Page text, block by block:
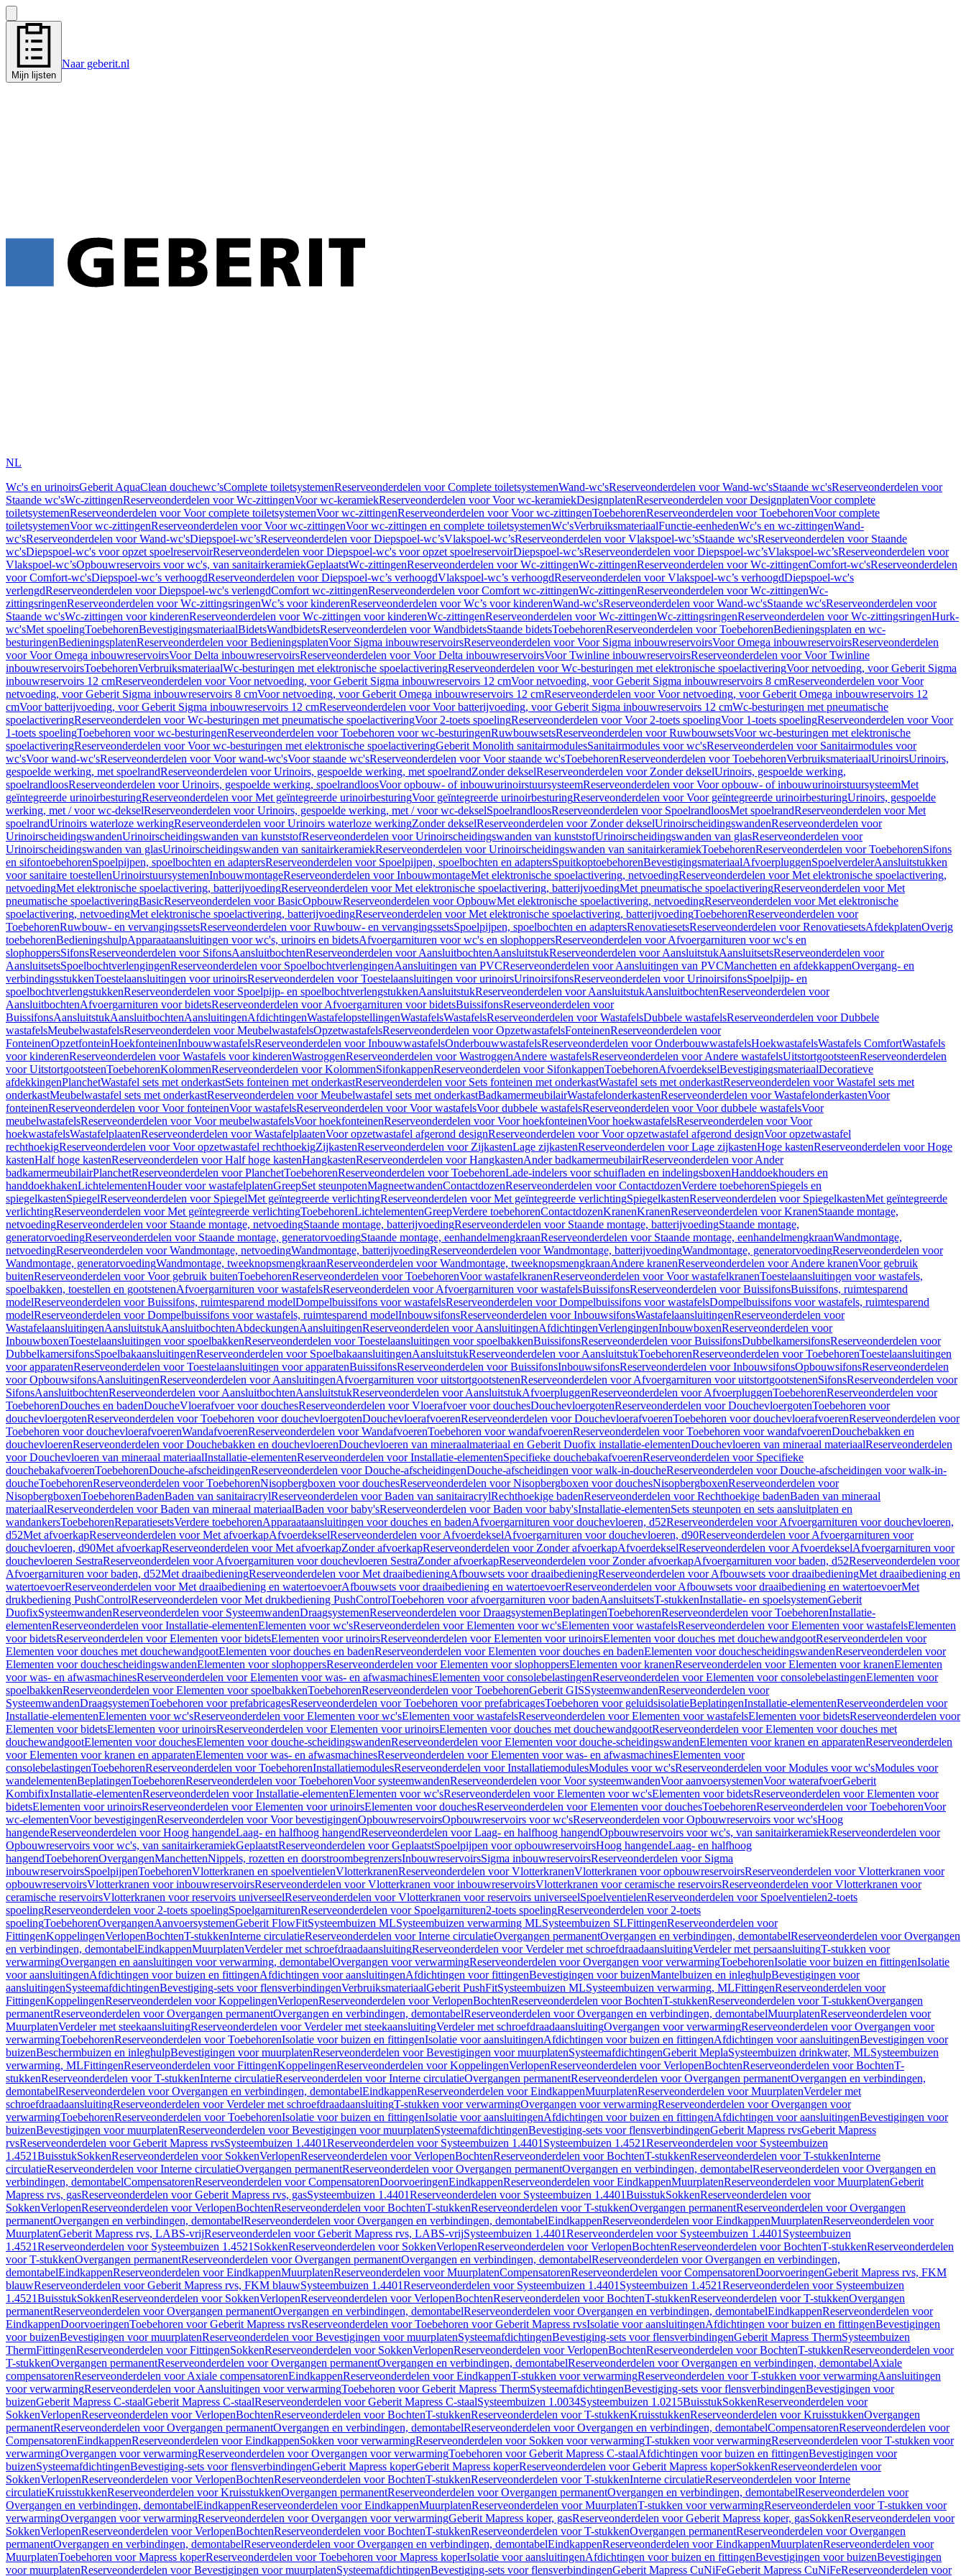
Mijn lijsten
Naar geberit.nl
NL
Wc's en urinoirsGeberit AquaClean douchewc’sComplete toiletsystemenReserveonderdelen voor Complete toiletsystemenWand-wc'sReserveonderdelen voor Wand-wc'sStaande wc'sReserveonderdelen voor
Staande wc'sWc-zittingenReserveonderdelen voor Wc-zittingenVoor wc-keramiekReserveonderdelen voor Voor wc-keramiekDesignplatenReserveonderdelen voor DesignplatenVoor complete
toiletsystemenReserveonderdelen voor Voor complete toiletsystemenVoor wc-zittingenReserveonderdelen voor Voor wc-zittingenToebehorenReserveonderdelen voor ToebehorenVoor complete
toiletsystemenVoor wc-zittingenReserveonderdelen voor Voor wc-zittingenVoor wc-zittingen en complete toiletsystemenWc'sVerbruiksmateriaalFunctie-eenhedenWc's en wc-zittingenWand-
wc'sReserveonderdelen voor Wand-wc'sDiepspoel-wc’sReserveonderdelen voor Diepspoel-wc’sVlakspoel-wc’sReserveonderdelen voor Vlakspoel-wc’sStaande wc'sReserveonderdelen voor Staande
wc'sDiepspoel-wc's voor opzet spoelreservoirReserveonderdelen voor Diepspoel-wc's voor opzet spoelreservoirDiepspoel-wc’sReserveonderdelen voor Diepspoel-wc’sVlakspoel-wc’sReserveonderdelen voor
Vlakspoel-wc’sOpbouwreservoirs voor wc's, van sanitairkeramiekGeplaatstWc-zittingenReserveonderdelen voor Wc-zittingenWc-zittingenReserveonderdelen voor Wc-zittingenComfort-wc'sReserveonderdelen
voor Comfort-wc'sDiepspoel-wc’s verhoogdReserveonderdelen voor Diepspoel-wc’s verhoogdVlakspoel-wc’s verhoogdReserveonderdelen voor Vlakspoel-wc’s verhoogdDiepspoel-wc's
verlengdReserveonderdelen voor Diepspoel-wc's verlengdComfort wc-zittingenReserveonderdelen voor Comfort wc-zittingenWc-zittingenReserveonderdelen voor Wc-zittingenWc-
zittingsringenReserveonderdelen voor Wc-zittingsringenWc’s voor kinderenReserveonderdelen voor Wc’s voor kinderenWand-wc'sReserveonderdelen voor Wand-wc'sStaande wc'sReserveonderdelen voor
Staande wc'sWc-zittingen voor kinderenReserveonderdelen voor Wc-zittingen voor kinderenWc-zittingenReserveonderdelen voor Wc-zittingenWc-zittingsringenReserveonderdelen voor Wc-zittingsringenHurk-
wc'sMet spoelingToebehorenBevestigingsmateriaalBidetsWandbidetsReserveonderdelen voor WandbidetsStaande bidetsToebehorenReserveonderdelen voor ToebehorenBedieningsplaten en wc-
besturingenBedieningsplatenReserveonderdelen voor BedieningsplatenVoor Sigma inbouwreservoirsReserveonderdelen voor Voor Sigma inbouwreservoirsVoor Omega inbouwreservoirsReserveonderdelen
voor Voor Omega inbouwreservoirsVoor Delta inbouwreservoirsReserveonderdelen voor Voor Delta inbouwreservoirsVoor Twinline inbouwreservoirsReserveonderdelen voor Voor Twinline
inbouwreservoirsToebehorenVerbruiksmateriaalWc-besturingen met elektronische spoelactiveringReserveonderdelen voor Wc-besturingen met elektronische spoelactiveringVoor netvoeding, voor Geberit Sigma
inbouwreservoirs 12 cmReserveonderdelen voor Voor netvoeding, voor Geberit Sigma inbouwreservoirs 12 cmVoor netvoeding, voor Geberit Sigma inbouwreservoirs 8 cmReserveonderdelen voor Voor
netvoeding, voor Geberit Sigma inbouwreservoirs 8 cmVoor netvoeding, voor Geberit Omega inbouwreservoirs 12 cmReserveonderdelen voor Voor netvoeding, voor Geberit Omega inbouwreservoirs 12
cmVoor batterijvoeding, voor Geberit Sigma inbouwreservoirs 12 cmReserveonderdelen voor Voor batterijvoeding, voor Geberit Sigma inbouwreservoirs 12 cmWc-besturingen met pneumatische
spoelactiveringReserveonderdelen voor Wc-besturingen met pneumatische spoelactiveringVoor 2-toets spoelingReserveonderdelen voor Voor 2-toets spoelingVoor 1-toets spoelingReserveonderdelen voor Voor
1-toets spoelingToebehoren voor wc-besturingenReserveonderdelen voor Toebehoren voor wc-besturingenRuwbouwsetsReserveonderdelen voor RuwbouwsetsVoor wc-besturingen met elektronische
spoelactiveringReserveonderdelen voor Voor wc-besturingen met elektronische spoelactiveringGeberit Monolith sanitairmodulesSanitairmodules voor wc'sReserveonderdelen voor Sanitairmodules voor
wc'sVoor wand-wc'sReserveonderdelen voor Voor wand-wc'sVoor staande wc'sReserveonderdelen voor Voor staande wc'sToebehorenReserveonderdelen voor ToebehorenVerbruiksmateriaalUrinoirsUrinoirs,
gespoelde werking, met spoelrandReserveonderdelen voor Urinoirs, gespoelde werking, met spoelrandZonder dekselReserveonderdelen voor Zonder dekselUrinoirs, gespoelde werking,
spoelrandloosReserveonderdelen voor Urinoirs, gespoelde werking, spoelrandloosVoor opbouw- of inbouwurinoirstuursysteemReserveonderdelen voor Voor opbouw- of inbouwurinoirstuursysteemMet
geïntegreerde urinoirbesturingReserveonderdelen voor Met geïntegreerde urinoirbesturingVoor geïntegreerde urinoirbesturingReserveonderdelen voor Voor geïntegreerde urinoirbesturingUrinoirs, gespoelde
werking, met / voor wc-dekselReserveonderdelen voor Urinoirs, gespoelde werking, met / voor wc-dekselSpoelrandloosReserveonderdelen voor SpoelrandloosMet spoelrandReserveonderdelen voor Met
spoelrandUrinoirs waterloze werkingReserveonderdelen voor Urinoirs waterloze werkingZonder dekselReserveonderdelen voor Zonder dekselUrinoirscheidingswandenReserveonderdelen voor
UrinoirscheidingswandenUrinoirscheidingswanden van kunststofReserveonderdelen voor Urinoirscheidingswanden van kunststofUrinoirscheidingswanden van glasReserveonderdelen voor
Urinoirscheidingswanden van glasUrinoirscheidingswanden van sanitairkeramiekReserveonderdelen voor Urinoirscheidingswanden van sanitairkeramiekToebehorenReserveonderdelen voor ToebehorenSifons
en sifontoebehorenSpoelpijpen, spoelbochten en adaptersReserveonderdelen voor Spoelpijpen, spoelbochten en adaptersSpuitkoptoebehorenBevestigingsmateriaalAfvoerpluggenSpoelverdelerAansluitstukken
voor sanitaire toestellenUrinoirstuursystemenInbouwmontageReserveonderdelen voor InbouwmontageMet elektronische spoelactivering, netvoedingReserveonderdelen voor Met elektronische spoelactivering,
netvoedingMet elektronische spoelactivering, batterijvoedingReserveonderdelen voor Met elektronische spoelactivering, batterijvoedingMet pneumatische spoelactiveringReserveonderdelen voor Met
pneumatische spoelactiveringBasicReserveonderdelen voor BasicOpbouwReserveonderdelen voor OpbouwMet elektronische spoelactivering, netvoedingReserveonderdelen voor Met elektronische
spoelactivering, netvoedingMet elektronische spoelactivering, batterijvoedingReserveonderdelen voor Met elektronische spoelactivering, batterijvoedingToebehorenReserveonderdelen voor
ToebehorenRuwbouw- en vervangingssetsReserveonderdelen voor Ruwbouw- en vervangingssetsSpoelpijpen, spoelbochten en adaptersRenovatiesetsReserveonderdelen voor RenovatiesetsAfdekplatenOverig
toebehorenBedieningshulpApparaataansluitingen voor wc's, urinoirs en bidetsAfvoergarnituren voor wc's en slophoppersReserveonderdelen voor Afvoergarnituren voor wc's en
slophoppersSifonsReserveonderdelen voor SifonsAansluitbochtenReserveonderdelen voor AansluitbochtenAansluitstukReserveonderdelen voor AansluitstukAansluitsetsReserveonderdelen voor
AansluitsetsSpoelbochtverlengingenReserveonderdelen voor SpoelbochtverlengingenAansluitingen van PVCReserveonderdelen voor Aansluitingen van PVCManchetten en afdekkappenOvergang- en
verbindingsstukkenToestelaansluitingen voor urinoirsReserveonderdelen voor Toestelaansluitingen voor urinoirsUrinoirsifonsReserveonderdelen voor UrinoirsifonsSpoelpijp- en
spoelbochtverlengstukkenReserveonderdelen voor Spoelpijp- en spoelbochtverlengstukkenAansluitstukReserveonderdelen voor AansluitstukAansluitbochtenReserveonderdelen voor
AansluitbochtenAfvoergarnituren voor bidetsReserveonderdelen voor Afvoergarnituren voor bidetsBuissifonsReserveonderdelen voor
BuissifonsAansluitstukAansluitbochtenAansluitingenAfdichtingenWastafelopstellingenWastafelsWastafelsReserveonderdelen voor WastafelsDubbele wastafelsReserveonderdelen voor Dubbele
wastafelsMeubelwastafelsReserveonderdelen voor MeubelwastafelsOpzetwastafelsReserveonderdelen voor OpzetwastafelsFonteinenReserveonderdelen voor
FonteinenOpzetfonteinHoekfonteinenInbouwwastafelsReserveonderdelen voor InbouwwastafelsOnderbouwwastafelsReserveonderdelen voor OnderbouwwastafelsHoekwastafelsWastafels ComfortWastafels
voor kinderenReserveonderdelen voor Wastafels voor kinderenWastroggenReserveonderdelen voor WastroggenAndere wastafelsReserveonderdelen voor Andere wastafelsUitstortgootsteenReserveonderdelen
voor UitstortgootsteenToebehorenKolommenReserveonderdelen voor KolommenSifonkappenReserveonderdelen voor SifonkappenToebehorenAfvoerdekselBevestigingsmateriaalDecoratieve
afdekkingenPlanchetWastafel sets met onderkastSets fonteinen met onderkastReserveonderdelen voor Sets fonteinen met onderkastWastafel sets met onderkastReserveonderdelen voor Wastafel sets met
onderkastMeubelwastafel sets met onderkastReserveonderdelen voor Meubelwastafel sets met onderkastBadkamermeubilairWastafelonderkastenReserveonderdelen voor WastafelonderkastenVoor
fonteinenReserveonderdelen voor Voor fonteinenVoor wastafelsReserveonderdelen voor Voor wastafelsVoor dubbele wastafelsReserveonderdelen voor Voor dubbele wastafelsVoor
meubelwastafelsReserveonderdelen voor Voor meubelwastafelsVoor hoekfonteinenReserveonderdelen voor Voor hoekfonteinenVoor hoekwastafelsReserveonderdelen voor Voor
hoekwastafelsWastafelplaatenReserveonderdelen voor WastafelplaatenVoor opzetwastafel afgerond designReserveonderdelen voor Voor opzetwastafel afgerond designVoor opzetwastafel
rechthoekigReserveonderdelen voor Voor opzetwastafel rechthoekigZijkastenReserveonderdelen voor ZijkastenLage zijkastenReserveonderdelen voor Lage zijkastenHoge kastenReserveonderdelen voor Hoge
kastenHalf hoge kastenReserveonderdelen voor Half hoge kastenHangkastenReserveonderdelen voor HangkastenAnder badkamermeubilairReserveonderdelen voor Ander
badkamermeubilairPlanchetReserveonderdelen voor PlanchetToebehorenReserveonderdelen voor ToebehorenLade-indelers voor schuifladen en indelingsboxenHanddoekhouders en
handdoekhakenLichtelementenHouder voor wastafelplatenGreepSet steunpotenMagneetwandenContactdozenReserveonderdelen voor ContactdozenVerdere toebehorenSpiegels en
spiegelkastenSpiegelReserveonderdelen voor SpiegelMet geïntegreerde verlichtingReserveonderdelen voor Met geïntegreerde verlichtingSpiegelkastenReserveonderdelen voor SpiegelkastenMet geïntegreerde
verlichtingReserveonderdelen voor Met geïntegreerde verlichtingToebehorenLichtelementenGreepVerdere toebehorenContactdozenKranenKranenReserveonderdelen voor KranenStaande montage,
netvoedingReserveonderdelen voor Staande montage, netvoedingStaande montage, batterijvoedingReserveonderdelen voor Staande montage, batterijvoedingStaande montage,
generatorvoedingReserveonderdelen voor Staande montage, generatorvoedingStaande montage, eenhandelmengkraanReserveonderdelen voor Staande montage, eenhandelmengkraanWandmontage,
netvoedingReserveonderdelen voor Wandmontage, netvoedingWandmontage, batterijvoedingReserveonderdelen voor Wandmontage, batterijvoedingWandmontage, generatorvoedingReserveonderdelen voor
Wandmontage, generatorvoedingWandmontage, tweeknopsmengkraanReserveonderdelen voor Wandmontage, tweeknopsmengkraanAndere kranenReserveonderdelen voor Andere kranenVoor gebruik
buitenReserveonderdelen voor Voor gebruik buitenToebehorenReserveonderdelen voor ToebehorenVoor wastafelkranenReserveonderdelen voor Voor wastafelkranenToestelaansluitingen voor wastafels,
spoelbakken, toestellen en gootstenenAfvoergarnituren voor wastafelsReserveonderdelen voor Afvoergarnituren voor wastafelsBuissifonsReserveonderdelen voor BuissifonsBuissifons, ruimtesparend
modelReserveonderdelen voor Buissifons, ruimtesparend modelDompelbuissifons voor wastafelsReserveonderdelen voor Dompelbuissifons voor wastafelsDompelbuissifons voor wastafels, ruimtesparend
modelReserveonderdelen voor Dompelbuissifons voor wastafels, ruimtesparend modelInbouwsifonsReserveonderdelen voor InbouwsifonsWastafelaansluitingenReserveonderdelen voor
WastafelaansluitingenAansluitstukAansluitbochtenAbdeckungenAansluitingenReserveonderdelen voor AansluitingenAfdichtingenVerlengingenInbouwboxenReserveonderdelen voor
InbouwboxenToestelaansluitingen voor spoelbakkenReserveonderdelen voor Toestelaansluitingen voor spoelbakkenBuissifonsReserveonderdelen voor BuissifonsDubbelkamersifonsReserveonderdelen voor
DubbelkamersifonsSpoelbakaansluitingenReserveonderdelen voor SpoelbakaansluitingenAansluitstukReserveonderdelen voor AansluitstukToebehorenReserveonderdelen voor ToebehorenToestelaansluitingen
voor apparatenReserveonderdelen voor Toestelaansluitingen voor apparatenBuissifonsReserveonderdelen voor BuissifonsInbouwsifonsReserveonderdelen voor InbouwsifonsOpbouwsifonsReserveonderdelen
voor OpbouwsifonsAansluitingenReserveonderdelen voor AansluitingenAfvoergarnituren voor uitstortgootstenenReserveonderdelen voor Afvoergarnituren voor uitstortgootstenenSifonsReserveonderdelen voor
SifonsAansluitbochtenReserveonderdelen voor AansluitbochtenAansluitstukReserveonderdelen voor AansluitstukAfvoerpluggenReserveonderdelen voor AfvoerpluggenToebehorenReserveonderdelen voor
ToebehorenDouches en badenDoucheVloerafvoer voor douchesReserveonderdelen voor Vloerafvoer voor douchesDouchevloergotenReserveonderdelen voor DouchevloergotenToebehoren voor
douchevloergotenReserveonderdelen voor Toebehoren voor douchevloergotenDouchevloerafvoerenReserveonderdelen voor DouchevloerafvoerenToebehoren voor douchevloerafvoerenReserveonderdelen voor
Toebehoren voor douchevloerafvoerenWandafvoerenReserveonderdelen voor WandafvoerenToebehoren voor wandafvoerenReserveonderdelen voor Toebehoren voor wandafvoerenDouchebakken en
douchevloerenReserveonderdelen voor Douchebakken en douchevloerenDouchevloeren van mineraalmateriaal en Geberit Duofix installatie-elementenDouchevloeren van mineraal materiaalReserveonderdelen
voor Douchevloeren van mineraal materiaalInstallatie-elementenReserveonderdelen voor Installatie-elementenSpecifieke douchebakafvoerenReserveonderdelen voor Specifieke
douchebakafvoerenToebehorenDouche-afscheidingenReserveonderdelen voor Douche-afscheidingenDouche-afscheidingen voor walk-in-doucheReserveonderdelen voor Douche-afscheidingen voor walk-in-
doucheToebehorenReserveonderdelen voor ToebehorenNisopbergboxen voor douchesReserveonderdelen voor Nisopbergboxen voor douchesNisopbergboxenReserveonderdelen voor
NisopbergboxenToebehorenBadenBaden van sanitairacrylReserveonderdelen voor Baden van sanitairacrylRechthoekige badenReserveonderdelen voor Rechthoekige badenBaden van mineraal
materiaalReserveonderdelen voor Baden van mineraal materiaalBaden voor baby'sReserveonderdelen voor Baden voor baby'sInstallatie-elementenSets steunpoten en sets aansluitplaten en
wandankersToebehorenReparatiesetsVerdere toebehorenApparaataansluitingen voor douches en badenAfvoergarnituren voor douchevloeren, d52Reserveonderdelen voor Afvoergarnituren voor douchevloeren,
d52Met afvoerkapReserveonderdelen voor Met afvoerkapAfvoerdekselReserveonderdelen voor AfvoerdekselAfvoergarnituren voor douchevloeren, d90Reserveonderdelen voor Afvoergarnituren voor
douchevloeren, d90Met afvoerkapReserveonderdelen voor Met afvoerkapZonder afvoerkapReserveonderdelen voor Zonder afvoerkapAfvoerdekselReserveonderdelen voor AfvoerdekselAfvoergarnituren voor
douchevloeren SestraReserveonderdelen voor Afvoergarnituren voor douchevloeren SestraZonder afvoerkapReserveonderdelen voor Zonder afvoerkapAfvoergarnituren voor baden, d52Reserveonderdelen voor
Afvoergarnituren voor baden, d52Met draaibedieningReserveonderdelen voor Met draaibedieningAfbouwsets voor draaibedieningReserveonderdelen voor Afbouwsets voor draaibedieningMet draaibediening en
watertoevoerReserveonderdelen voor Met draaibediening en watertoevoerAfbouwsets voor draaibediening en watertoevoerReserveonderdelen voor Afbouwsets voor draaibediening en watertoevoerMet
drukbediening PushControlReserveonderdelen voor Met drukbediening PushControlToebehoren voor afvoergarnituren voor badenAansluitsetsT-stukkenInstallatie- en spoelsystemenGeberit
DuofixSysteemwandenReserveonderdelen voor SysteemwandenDraagsystemenReserveonderdelen voor DraagsystemenBeplatingenToebehorenReserveonderdelen voor ToebehorenInstallatie-
elementenReserveonderdelen voor Installatie-elementenElementen voor wc'sReserveonderdelen voor Elementen voor wc'sElementen voor wastafelsReserveonderdelen voor Elementen voor wastafelsElementen
voor bidetsReserveonderdelen voor Elementen voor bidetsElementen voor urinoirsReserveonderdelen voor Elementen voor urinoirsElementen voor douches met douchewandgootReserveonderdelen voor
Elementen voor douches met douchewandgootElementen voor douches en badenReserveonderdelen voor Elementen voor douches en badenElementen voor douchescheidingswandenReserveonderdelen voor
Elementen voor douchescheidingswandenElementen voor slophoppersReserveonderdelen voor Elementen voor slophoppersElementen voor kranenReserveonderdelen voor Elementen voor kranenElementen
voor was- en afwasmachinesReserveonderdelen voor Elementen voor was- en afwasmachinesElementen voor consolebelastingenReserveonderdelen voor Elementen voor consolebelastingenElementen voor
spoelbakkenReserveonderdelen voor Elementen voor spoelbakkenToebehorenReserveonderdelen voor ToebehorenGeberit GISSysteemwandenReserveonderdelen voor
SysteemwandenDraagsystemenToebehoren voor prefabricagesReserveonderdelen voor Toebehoren voor prefabricagesToebehoren voor geluidsisolatieBeplatingenInstallatie-elementenReserveonderdelen voor
Installatie-elementenElementen voor wc'sReserveonderdelen voor Elementen voor wc'sElementen voor wastafelsReserveonderdelen voor Elementen voor wastafelsElementen voor bidetsReserveonderdelen voor
Elementen voor bidetsElementen voor urinoirsReserveonderdelen voor Elementen voor urinoirsElementen voor douches met douchewandgootReserveonderdelen voor Elementen voor douches met
douchewandgootElementen voor douchesElementen voor douche-scheidingswandenReserveonderdelen voor Elementen voor douche-scheidingswandenElementen voor kranen en apparatenReserveonderdelen
voor Elementen voor kranen en apparatenElementen voor was- en afwasmachinesReserveonderdelen voor Elementen voor was- en afwasmachinesElementen voor
consolebelastingenToebehorenReserveonderdelen voor ToebehorenInstallatiemodulesReserveonderdelen voor InstallatiemodulesModules voor wc'sReserveonderdelen voor Modules voor wc'sModules voor
wandelementenBeplatingenToebehorenReserveonderdelen voor ToebehorenVoor systeemwandenReserveonderdelen voor Voor systeemwandenVoor aanvoersystemenVoor waterafvoerGeberit
KombifixInstallatie-elementenReserveonderdelen voor Installatie-elementenElementen voor wc'sReserveonderdelen voor Elementen voor wc'sElementen voor bidetsReserveonderdelen voor Elementen voor
bidetsElementen voor urinoirsReserveonderdelen voor Elementen voor urinoirsElementen voor douchesReserveonderdelen voor Elementen voor douchesToebehorenReserveonderdelen voor ToebehorenVoor
wc-elementenVoor bevestigingenReserveonderdelen voor Voor bevestigingenOpbouwreservoirsOpbouwreservoirs voor wc'sReserveonderdelen voor Opbouwreservoirs voor wc'sHoog
hangendeReserveonderdelen voor Hoog hangendeLaag- en halfhoog hangendReserveonderdelen voor Laag- en halfhoog hangendOpbouwreservoirs voor wc's, van sanitairkeramiekReserveonderdelen voor
Opbouwreservoirs voor wc's, van sanitairkeramiekGeplaatstReserveonderdelen voor GeplaatstSpoelpijpen voor opbouwreservoirsHoog hangendeLaag- en halfhoog
hangendToebehorenOvergangenManchettenNippels, rozetten en doorstroombegrenzersInbouwreservoirsSigma inbouwreservoirsReserveonderdelen voor Sigma
inbouwreservoirsSpoelpijpenToebehorenVlotterkranen en spoelventielenVlotterkranenReserveonderdelen voor VlotterkranenVlotterkranen voor opbouwreservoirsReserveonderdelen voor Vlotterkranen voor
opbouwreservoirsVlotterkranen voor inbouwreservoirsReserveonderdelen voor Vlotterkranen voor inbouwreservoirsVlotterkranen voor ceramische reservoirsReserveonderdelen voor Vlotterkranen voor
ceramische reservoirsVlotterkranen voor reservoirs universeelReserveonderdelen voor Vlotterkranen voor reservoirs universeelSpoelventielenReserveonderdelen voor Spoelventielen2-toets
spoelingReserveonderdelen voor 2-toets spoelingSpoelgarniturenReserveonderdelen voor Spoelgarnituren2-toets spoelingReserveonderdelen voor 2-toets
spoelingToebehorenOvergangenAanvoersystemenGeberit FlowFitSysteembuizen MLSysteembuizen verwarming MLSysteembuizen SLFittingenReserveonderdelen voor
FittingenKoppelingenVerlopenBochtenT-stukkenInterne circulatieReserveonderdelen voor Interne circulatieOvergangen permanentOvergangen en verbindingen, demontabelReserveonderdelen voor Overgangen
en verbindingen, demontabelEindkappenMuurplatenVerdeler met schroefdraadaansluitingReserveonderdelen voor Verdeler met schroefdraadaansluitingVerdeler met persaansluitingT-stukken voor
verwarmingOvergangen en aansluitingen voor verwarming, demontabelOvergangen voor verwarmingReserveonderdelen voor Overgangen voor verwarmingToebehorenIsolatie voor buizen en fittingenIsolatie
voor aansluitingenAfdichtingen voor buizen en fittingenAfdichtingen voor aansluitingenAfdichtingen voor fittingenBevestigingen voor buizenMantelbuizen en inleghulpBevestigingen voor
aansluitingenSysteemafdichtingenBevestiging-sets voor flensverbindingenVerbruiksmateriaalGeberit PushFitSysteembuizen MLSysteembuizen verwarming, MLFittingenReserveonderdelen voor
FittingenKoppelingenReserveonderdelen voor KoppelingenVerlopenReserveonderdelen voor VerlopenBochtenReserveonderdelen voor BochtenT-stukkenReserveonderdelen voor T-stukkenOvergangen
permanentReserveonderdelen voor Overgangen permanentOvergangen en verbindingen, demontabelReserveonderdelen voor Overgangen en verbindingen, demontabelMuurplatenReserveonderdelen voor
MuurplatenVerdeler met steekaansluitingReserveonderdelen voor Verdeler met steekaansluitingVerdeler met schroefdraadaansluitingOvergangen voor verwarmingReserveonderdelen voor Overgangen voor
verwarmingToebehorenReserveonderdelen voor ToebehorenIsolatie voor buizen en fittingenIsolatie voor aansluitingenAfdichtingen voor buizen en fittingenAfdichtingen voor aansluitingenBevestigingen voor
buizenBeschermbuizen en inleghulpBevestigingen voor muurplatenReserveonderdelen voor Bevestigingen voor muurplatenSysteemafdichtingenGeberit MeplaSysteembuizen drinkwater, MLSysteembuizen
verwarming, MLFittingenReserveonderdelen voor FittingenKoppelingenReserveonderdelen voor KoppelingenVerlopenReserveonderdelen voor VerlopenBochtenReserveonderdelen voor BochtenT-
stukkenReserveonderdelen voor T-stukkenInterne circulatieReserveonderdelen voor Interne circulatieOvergangen permanentReserveonderdelen voor Overgangen permanentOvergangen en verbindingen,
demontabelReserveonderdelen voor Overgangen en verbindingen, demontabelEindkappenReserveonderdelen voor EindkappenMuurplatenReserveonderdelen voor MuurplatenVerdeler met
schroefdraadaansluitingReserveonderdelen voor Verdeler met schroefdraadaansluitingT-stukken voor verwarmingOvergangen voor verwarmingReserveonderdelen voor Overgangen voor
verwarmingToebehorenReserveonderdelen voor ToebehorenIsolatie voor buizen en fittingenIsolatie voor aansluitingenAfdichtingen voor buizen en fittingenAfdichtingen voor aansluitingenBevestigingen voor
buizenBevestigingen voor muurplatenReserveonderdelen voor Bevestigingen voor muurplatenSysteemafdichtingenBevestiging-sets voor flensverbindingenGeberit Mapress rvsGeberit Mapress
rvsReserveonderdelen voor Geberit Mapress rvsSysteembuizen 1.4401Reserveonderdelen voor Systeembuizen 1.4401 Systeembuizen 1.4521Reserveonderdelen voor Systeembuizen
1.4521BuisstukSokkenReserveonderdelen voor SokkenVerlopenReserveonderdelen voor VerlopenBochtenReserveonderdelen voor BochtenT-stukkenReserveonderdelen voor T-stukkenInterne
circulatieReserveonderdelen voor Interne circulatieOvergangen permanentReserveonderdelen voor Overgangen permanentOvergangen en verbindingen, demontabelReserveonderdelen voor Overgangen en
verbindingen, demontabelCompensatorenReserveonderdelen voor CompensatorenDoorvoeringenEindkappenReserveonderdelen voor EindkappenMuurplatenReserveonderdelen voor MuurplatenGeberit
Mapress rvs, gasReserveonderdelen voor Geberit Mapress rvs, gasSysteembuizen 1.4401Reserveonderdelen voor Systeembuizen 1.4401BuisstukSokkenReserveonderdelen voor
SokkenVerlopenReserveonderdelen voor VerlopenBochtenReserveonderdelen voor BochtenT-stukkenReserveonderdelen voor T-stukkenOvergangen permanentReserveonderdelen voor Overgangen
permanentOvergangen en verbindingen, demontabelReserveonderdelen voor Overgangen en verbindingen, demontabelEindkappenReserveonderdelen voor EindkappenMuurplatenReserveonderdelen voor
MuurplatenGeberit Mapress rvs, LABS-vrijReserveonderdelen voor Geberit Mapress rvs, LABS-vrijSysteembuizen 1.4401Reserveonderdelen voor Systeembuizen 1.4401 Systeembuizen
1.4521Reserveonderdelen voor Systeembuizen 1.4521 SokkenReserveonderdelen voor SokkenVerlopenReserveonderdelen voor VerlopenBochtenReserveonderdelen voor BochtenT-stukkenReserveonderdelen
voor T-stukkenOvergangen permanentReserveonderdelen voor Overgangen permanentOvergangen en verbindingen, demontabelReserveonderdelen voor Overgangen en verbindingen,
demontabelEindkappenReserveonderdelen voor EindkappenMuurplatenReserveonderdelen voor MuurplatenCompensatorenReserveonderdelen voor CompensatorenDoorvoeringenGeberit Mapress rvs, FKM
blauwReserveonderdelen voor Geberit Mapress rvs, FKM blauwSysteembuizen 1.4401Reserveonderdelen voor Systeembuizen 1.4401 Systeembuizen 1.4521Reserveonderdelen voor Systeembuizen
1.4521BuisstukSokkenReserveonderdelen voor SokkenVerlopenReserveonderdelen voor VerlopenBochtenReserveonderdelen voor BochtenT-stukkenReserveonderdelen voor T-stukkenOvergangen
permanentReserveonderdelen voor Overgangen permanentOvergangen en verbindingen, demontabelReserveonderdelen voor Overgangen en verbindingen, demontabelEindkappenReserveonderdelen voor
EindkappenDoorvoeringenToebehoren voor Geberit Mapress rvsReserveonderdelen voor Toebehoren voor Geberit Mapress rvsIsolatie voor aansluitingenAfdichtingen voor buizen en fittingenBevestigingen
voor buizenBevestigingen voor muurplatenReserveonderdelen voor Bevestigingen voor muurplatenSysteemafdichtingenBevestiging-sets voor flensverbindingenGeberit Mapress ThermSysteembuizen
ThermFittingenReserveonderdelen voor FittingenSokkenReserveonderdelen voor SokkenVerlopenReserveonderdelen voor VerlopenBochtenReserveonderdelen voor BochtenT-stukkenReserveonderdelen voor
T-stukkenOvergangen permanentReserveonderdelen voor Overgangen permanentOvergangen en verbindingen, demontabelReserveonderdelen voor Overgangen en verbindingen, demontabelAxiale
compensatorenReserveonderdelen voor Axiale compensatorenEindkappenReserveonderdelen voor EindkappenT-stukken voor verwarmingReserveonderdelen voor T-stukken voor verwarmingAansluitingen
voor verwarmingReserveonderdelen voor Aansluitingen voor verwarmingToebehoren voor Geberit Mapress ThermSysteemafdichtingenBevestiging-sets voor flensverbindingenBevestigingen voor
buizenGeberit Mapress C-staalGeberit Mapress C-staalReserveonderdelen voor Geberit Mapress C-staalSysteembuizen 1.0034Systeembuizen 1.0215BuisstukSokkenReserveonderdelen voor
SokkenVerlopenReserveonderdelen voor VerlopenBochtenReserveonderdelen voor BochtenT-stukkenReserveonderdelen voor T-stukkenKruisstukkenReserveonderdelen voor KruisstukkenOvergangen
permanentReserveonderdelen voor Overgangen permanentOvergangen en verbindingen, demontabelReserveonderdelen voor Overgangen en verbindingen, demontabelCompensatorenReserveonderdelen voor
CompensatorenEindkappenReserveonderdelen voor EindkappenSokken voor verwarmingReserveonderdelen voor Sokken voor verwarmingT-stukken voor verwarmingReserveonderdelen voor T-stukken voor
verwarmingOvergangen voor verwarmingReserveonderdelen voor Overgangen voor verwarmingToebehoren voor Geberit Mapress C-staalAfdichtingen voor buizen en fittingenBevestigingen voor
buizenSysteemafdichtingenBevestiging-sets voor flensverbindingenGeberit Mapress koperGeberit Mapress koperReserveonderdelen voor Geberit Mapress koperSokkenReserveonderdelen voor
SokkenVerlopenReserveonderdelen voor VerlopenBochtenReserveonderdelen voor BochtenT-stukkenReserveonderdelen voor T-stukkenInterne circulatieReserveonderdelen voor Interne
circulatieKruisstukkenReserveonderdelen voor KruisstukkenOvergangen permanentReserveonderdelen voor Overgangen permanentOvergangen en verbindingen, demontabelReserveonderdelen voor
Overgangen en verbindingen, demontabelEindkappenReserveonderdelen voor EindkappenMuurplatenReserveonderdelen voor MuurplatenT-stukken voor verwarmingReserveonderdelen voor T-stukken voor
verwarmingOvergangen voor verwarmingReserveonderdelen voor Overgangen voor verwarmingGeberit Mapress koper, gasReserveonderdelen voor Geberit Mapress koper, gasSokkenReserveonderdelen voor
SokkenVerlopenReserveonderdelen voor VerlopenBochtenReserveonderdelen voor BochtenT-stukkenReserveonderdelen voor T-stukkenOvergangen permanentReserveonderdelen voor Overgangen
permanentOvergangen en verbindingen, demontabelReserveonderdelen voor Overgangen en verbindingen, demontabelEindkappenReserveonderdelen voor EindkappenMuurplatenReserveonderdelen voor
MuurplatenToebehoren voor Mapress koperReserveonderdelen voor Toebehoren voor Mapress koperIsolatie voor aansluitingenAfdichtingen voor buizen en fittingenBevestigingen voor buizenBevestigingen
voor muurplatenReserveonderdelen voor Bevestigingen voor muurplatenSysteemafdichtingenBevestiging-sets voor flensverbindingenGeberit Mapress CuNiFeGeberit Mapress CuNiFeReserveonderdelen voor